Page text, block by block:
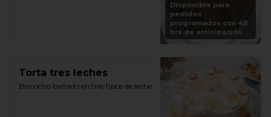
Disponible para
pedidos
programados con 48
hrs de anticipación
Torta tres leches
Bizcocho bañado en tres tipos de leche